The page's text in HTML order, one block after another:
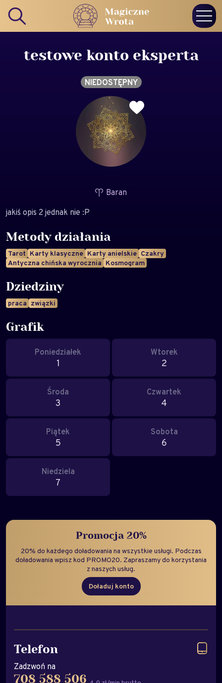
testowe konto eksperta
Baran
jakiś opis 2 jednak nie :P
NIEDOSTĘPNY
Metody działania
Tarot Karty klasyczne Karty anielskie Czakry
Antyczna chińska wyrocznia Kosmogram
Dziedziny
praca związki
Grafik
Poniedziałek
1
Wtorek
2
Środa
3
Czwartek
4
Piątek
5
Sobota
6
Niedziela
7
Promocja 20%
20% do każdego doładowania na wszystkie usługi. Podczas
doładowania wpisz kod PROMO20. Zapraszamy do korzystania
z naszych usług.
Doładuj konto
Telefon
Zadzwoń na
708 588 506